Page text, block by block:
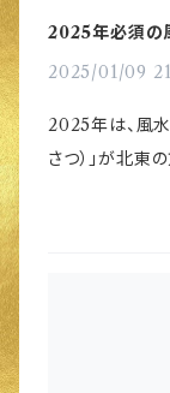
2025年必須の
2025/01/09
2025年は、風
さつ）」が北東
災難、病気、